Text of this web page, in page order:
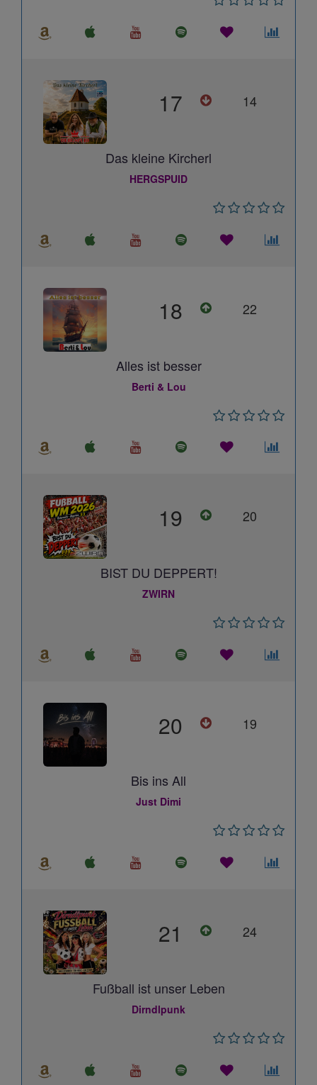
17 14
Das kleine Kircherl
HERGSPUID
18 22
Alles ist besser
Berti & Lou
19 20
BIST DU DEPPERT!
ZWIRN
20 19
Bis ins All
Just Dimi
21 24
Fußball ist unser Leben
Dirndlpunk